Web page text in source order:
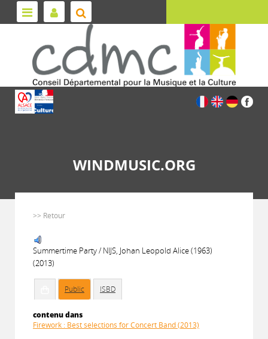
WINDMUSIC.ORG
>> Retour
Summertime Party / NIJS, Johan Leopold Alice (1963)
(2013)
Public ISBD
contenu dans
Firework : Best selections for Concert Band (2013)